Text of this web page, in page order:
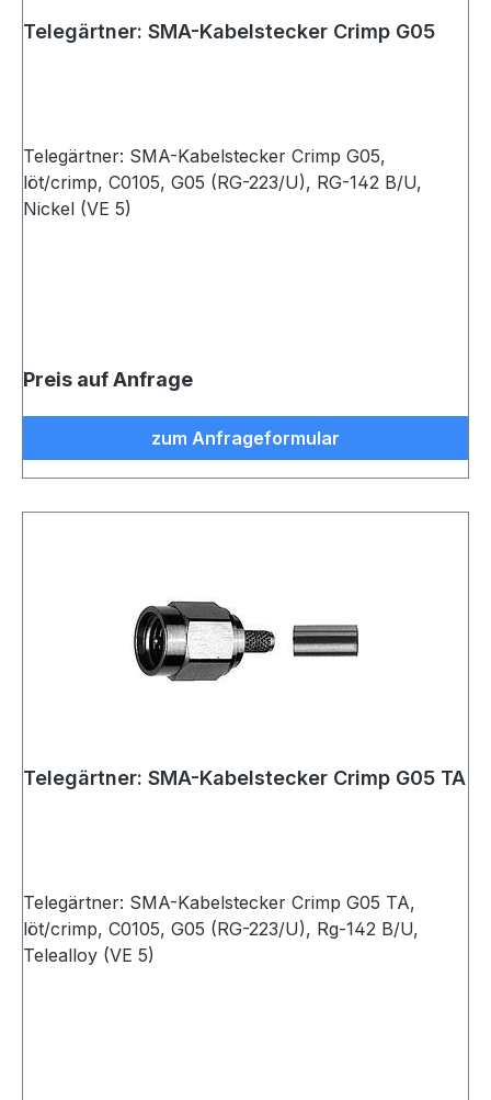
Telegärtner: SMA-Kabelstecker Crimp G05
Telegärtner: SMA-Kabelstecker Crimp G05,
löt/crimp, C0105, G05 (RG-223/U), RG-142 B/U,
Nickel (VE 5)
Preis auf Anfrage
zum Anfrageformular
Telegärtner: SMA-Kabelstecker Crimp G05 TA
Telegärtner: SMA-Kabelstecker Crimp G05 TA,
löt/crimp, C0105, G05 (RG-223/U), Rg-142 B/U,
Telealloy (VE 5)